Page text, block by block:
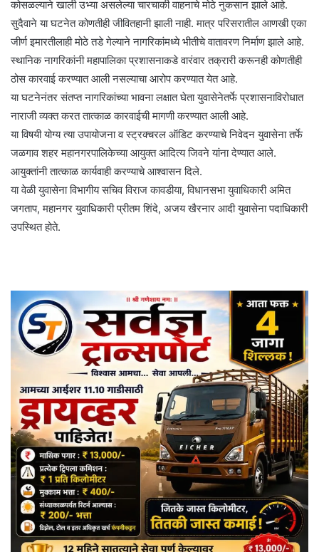
कोसळल्याने खाली उभ्या असलेल्या चारचाकी वाहनाचे मोठे नुकसान झाले आहे.
सुदैवाने या घटनेत कोणतीही जीवितहानी झाली नाही. मात्र परिसरातील आणखी एका
जीर्ण इमारतीलाही मोठे तडे गेल्याने नागरिकांमध्ये भीतीचे वातावरण निर्माण झाले आहे.
स्थानिक नागरिकांनी महापालिका प्रशासनाकडे वारंवार तक्रारी करूनही कोणतीही
ठोस कारवाई करण्यात आली नसल्याचा आरोप करण्यात येत आहे.
या घटनेनंतर संतप्त नागरिकांच्या भावना लक्षात घेता युवासेनेतर्फे प्रशासनाविरोधात
नाराजी व्यक्त करत तात्काळ कारवाईची मागणी करण्यात आली आहे.
या विषयी योग्य त्या उपायोजना व स्ट्रक्चरल ऑडिट करण्याचे निवेदन युवासेना तर्फे
जळगाव शहर महानगरपालिकेच्या आयुक्त आदित्य जिवने यांना देण्यात आले.
आयुक्तांनी तात्काळ कार्यवाही करण्याचे आश्वासन दिले.
या वेळी युवासेना विभागीय सचिव विराज कावडीया, विधानसभा युवाधिकारी अमित
जगताप, महानगर युवाधिकारी प्रीतम शिंदे, अजय खैरनार आदी युवासेना पदाधिकारी
उपस्थित होते.